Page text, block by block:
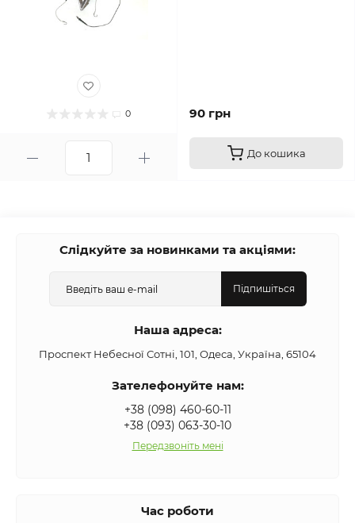
0 90 грн
До кошика
Слідкуйте за новинками та акціями:
Підпишіться
Наша адреса:
Проспект Небесної Сотні, 101, Одеса, Україна, 65104
Зателефонуйте нам:
+38 (098) 460-60-11
+38 (093) 063-30-10
Передзвоніть мені
Час роботи